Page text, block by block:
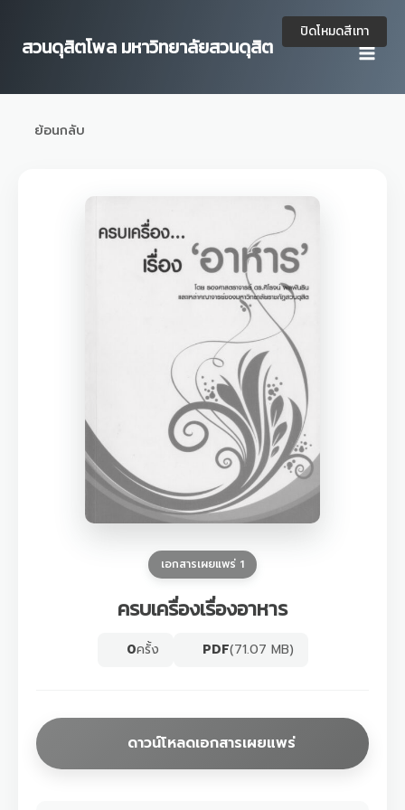
content
สวนดุสิตโพล มหาวิทยาลัยสวนดุสิต
ย้อนกลับ
เอกสารเผยแพร่ 1
ครบเครื่องเรื่องอาหาร
0ครั้ง PDF(71.07 MB)
ดาวน์โหลดเอกสารเผยแพร่
ปิดโหมดสีเทา